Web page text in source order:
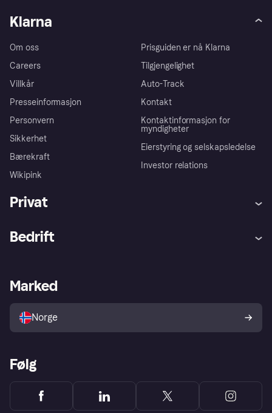
Klarna
Om oss
Careers
Villkår
Presseinformasjon
Personvern
Sikkerhet
Bærekraft
Wikipink
Prisguiden er nå Klarna
Tilgjengelighet
Auto-Track
Kontakt
Kontaktinformasjon for
myndigheter
Eierstyring og selskapsledelse
Investor relations
Privat
Utforsk butikker
Bedrift
Merchant portal
Marked
Norge
Følg